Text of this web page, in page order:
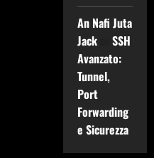
An Nafi Juta
Jacksu SSH
Avanzato:
Tunnel,
Port
Forwarding
e Sicurezza